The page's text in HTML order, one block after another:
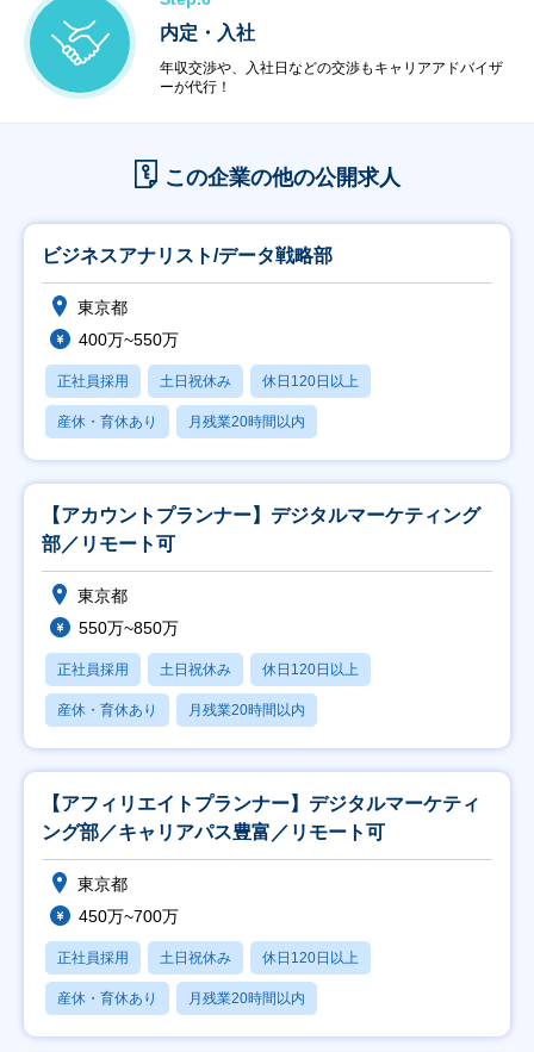
内定・入社
年収交渉や、入社日などの交渉もキャリアアドバイザ
ーが代行！
この企業の他の公開求人
ビジネスアナリスト/データ戦略部
東京都
400万~550万
正社員採用 土日祝休み 休日120日以上
産休・育休あり 月残業20時間以内
【アカウントプランナー】デジタルマーケティング
部／リモート可
東京都
550万~850万
正社員採用 土日祝休み 休日120日以上
産休・育休あり 月残業20時間以内
【アフィリエイトプランナー】デジタルマーケティ
ング部／キャリアパス豊富／リモート可
東京都
450万~700万
正社員採用 土日祝休み 休日120日以上
産休・育休あり 月残業20時間以内